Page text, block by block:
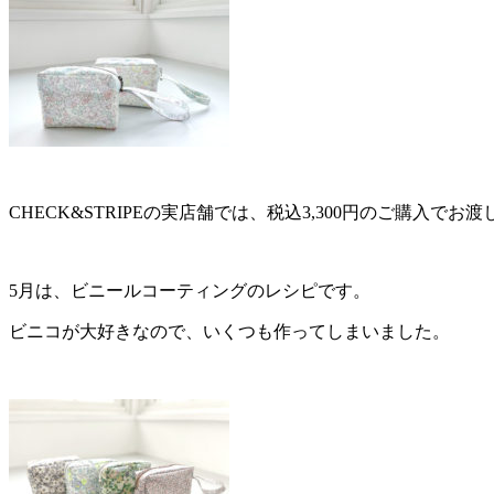
CHECK&STRIPEの実店舗では、税込3,300円のご購入でお渡
5月は、ビニールコーティングのレシピです。
ビニコが大好きなので、いくつも作ってしまいました。